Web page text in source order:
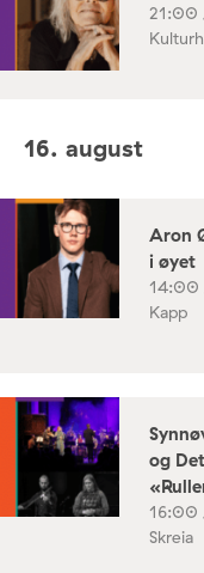
16. august
Aron
i øyet
Kapp
og
Skreia